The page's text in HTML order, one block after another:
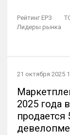
Рейтинг ЕРЗ
Лидеры рынка
21 октября 2025
2025 года
продается